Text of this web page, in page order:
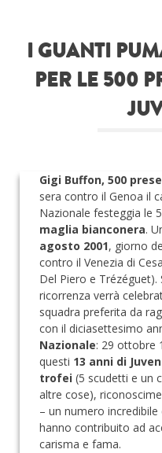
Test
I GUANTI
PER LE 500
Gigi Buffon, 500
sera contro il Genoa il
Nazionale festeggia le
maglia bianconera.
agosto 2001, giorno
contro il Venezia di
Del Piero e Trézéguet).
ricorrenza verrà
squadra preferita da
con il diciasettesimo
Nazionale: 29 ottobre
questi 13 anni di
trofei (5 scudetti e un
altre cose),
– un numero incredibile
hanno contribuito ad
carisma e fama.